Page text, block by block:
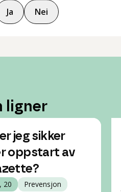
Ja Nei
ligner
jeg sikker
oppstart av
20 Prevensjon